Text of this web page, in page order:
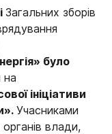
Загальних зборів
було
на
ініціативи
Учасниками
влади,